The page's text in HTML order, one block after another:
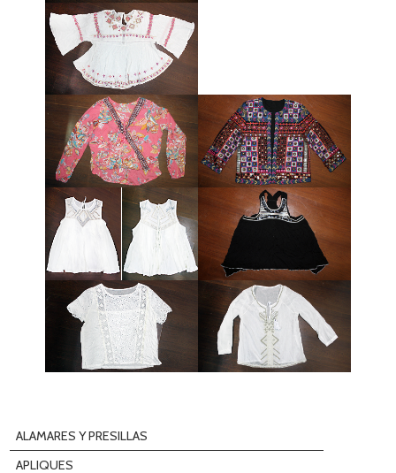
ALAMARES Y PRESILLAS
APLIQUES